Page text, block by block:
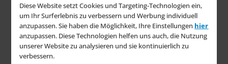
Diese Website setzt Cookies und Targeting-Technologien ein,
um Ihr Surferlebnis zu verbessern und Werbung individuell
anzupassen. Sie haben die Möglichkeit, Ihre Einstellungen hier
anzupassen. Diese Technologien helfen uns auch, die Nutzung
unserer Website zu analysieren und sie kontinuierlich zu
verbessern.
Verpackung ohne Performance-Abstriche
– direkt am Regal adressiert. Klare, auf das
Wesentliche reduzierte Hinweise zu
Anwendung und Nutzen sollen zudem